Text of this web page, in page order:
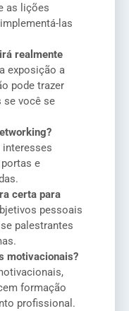
as lições
las
realmente
exposição a
pode trazer
se você se
interesses
e
certa para
pessoais
palestrantes
motivacionais?
formação
profissional.